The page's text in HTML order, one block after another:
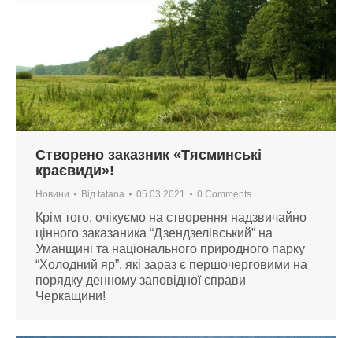
Створено заказник «Тясминські
краєвиди»!
Новини Від tatana 05.03.2021 0 Comments
Крім того, очікуємо на створення надзвичайно
цінного заказаника “Дзендзелівський” на
Уманщині та національного природного парку
“Холодний яр”, які зараз є першочерговими на
порядку денному заповідної справи
Черкащини!